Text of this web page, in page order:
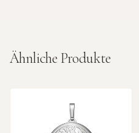
Ähnliche Produkte